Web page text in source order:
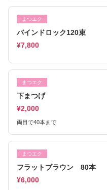
まつエク
バインドロック120束
¥7,800
まつエク
下まつげ
¥2,000
両目で40本まで
まつエク
フラットブラウン 80本
¥6,000